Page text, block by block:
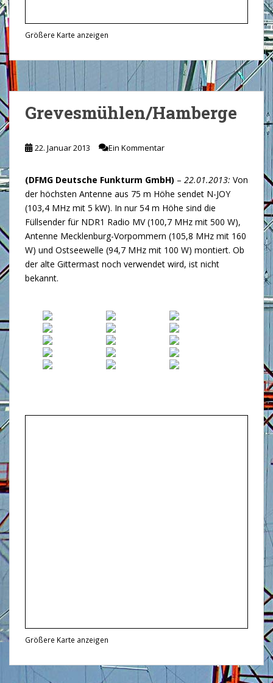
Größere Karte anzeigen
Grevesmühlen/Hamberge
22. Januar 2013 Ein Kommentar
(DFMG Deutsche Funkturm GmbH) – 22.01.2013: Von
der höchsten Antenne aus 75 m Höhe sendet N-JOY
(103,4 MHz mit 5 kW). In nur 54 m Höhe sind die
Füllsender für NDR1 Radio MV (100,7 MHz mit 500 W),
Antenne Mecklenburg-Vorpommern (105,8 MHz mit 160
W) und Ostseewelle (94,7 MHz mit 100 W) montiert. Ob
der alte Gittermast noch verwendet wird, ist nicht
bekannt.
Größere Karte anzeigen